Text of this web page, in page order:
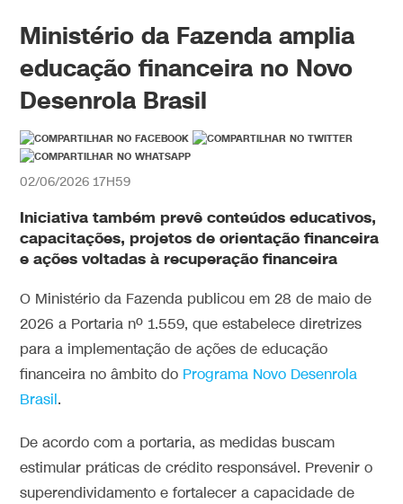
Ministério da Fazenda amplia
educação financeira no Novo
Desenrola Brasil
02/06/2026 17H59
Iniciativa também prevê conteúdos educativos,
capacitações, projetos de orientação financeira
e ações voltadas à recuperação financeira
O Ministério da Fazenda publicou em 28 de maio de
2026 a Portaria nº 1.559, que estabelece diretrizes
para a implementação de ações de educação
financeira no âmbito do Programa Novo Desenrola
Brasil.
De acordo com a portaria, as medidas buscam
estimular práticas de crédito responsável. Prevenir o
superendividamento e fortalecer a capacidade de